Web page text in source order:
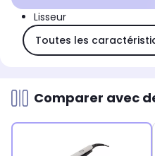
Lisseur
Toutes les
Comparer avec